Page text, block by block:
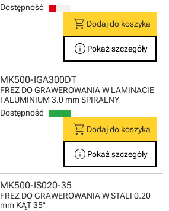
Dostępność
shopping_cart Dodaj do koszyka
info Pokaż szczegóły
MK500-IGA300DT
FREZ DO GRAWEROWANIA W LAMINACIE
I ALUMINIUM 3.0 mm SPIRALNY
Dostępność
shopping_cart Dodaj do koszyka
info Pokaż szczegóły
MK500-IS020-35
FREZ DO GRAWEROWANIA W STALI 0.20
mm KĄT 35°